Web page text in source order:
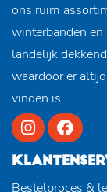
ons ruim
winterbanden
landelijk
waardoor er
vinden is.
Bestelproces &